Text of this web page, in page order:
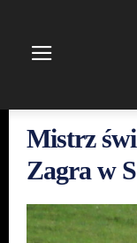
Mistrz
Zagra w